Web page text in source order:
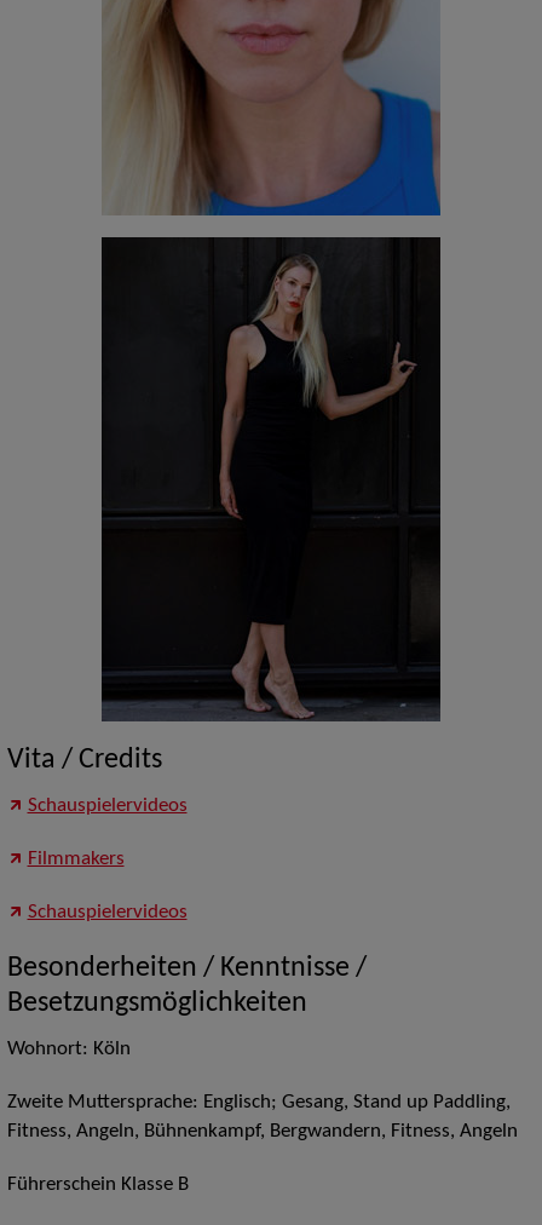
Vita / Credits
Schauspielervideos
Filmmakers
Schauspielervideos
Besonderheiten / Kenntnisse /
Besetzungsmöglichkeiten
Wohnort: Köln
Zweite Muttersprache: Englisch; Gesang, Stand up Paddling,
Fitness, Angeln, Bühnenkampf, Bergwandern, Fitness, Angeln
Führerschein Klasse B